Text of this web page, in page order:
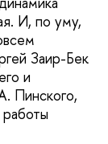
И, по уму,
Заир-Бек
и
Пинского,